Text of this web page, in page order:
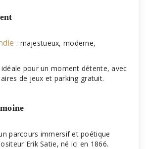
: majestueux, moderne,
idéale pour un moment détente, avec
de jeux et parking gratuit.
parcours immersif et poétique
Erik Satie, né ici en 1866.